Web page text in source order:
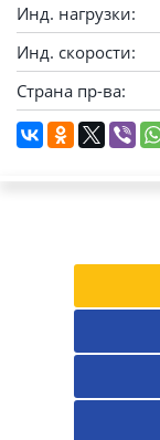
Инд. нагрузки:
Инд. скорости:
Страна пр-ва: